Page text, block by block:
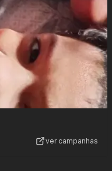
ver campanhas